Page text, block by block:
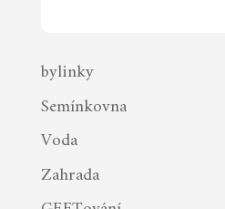
bylinky
Semínkovna
Voda
Zahrada